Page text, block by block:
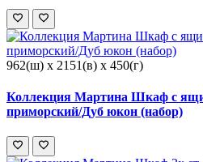
962(ш) x 2151(в) x 450(г)
Коллекция Мартина Шкаф с
приморский/Дуб юкон (набор)